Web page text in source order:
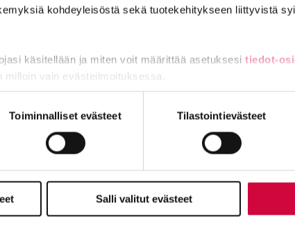
kohdeyleisöstä sekä tuotekehitykseen liittyvistä
käsitellään ja miten voit määrittää asetuksesi tiedot-
vain evästeilmoituksessa.
osa sivuston toimintaa parantavia, ja osaa käytetään
Toiminnalliset evästeet Tilastointievästeet
Salli valitut evästeet